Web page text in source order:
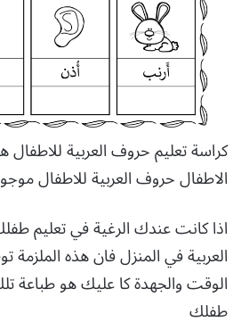
كراسة تعليم حروف العربية
الاطفال حروف العربية للاطفال
اذا كانت عندك الرغية في تعليم
العربية في المنزل فان هذه الملزمة
الوقت والجهدة كا عليك هو طباعة
طفلك